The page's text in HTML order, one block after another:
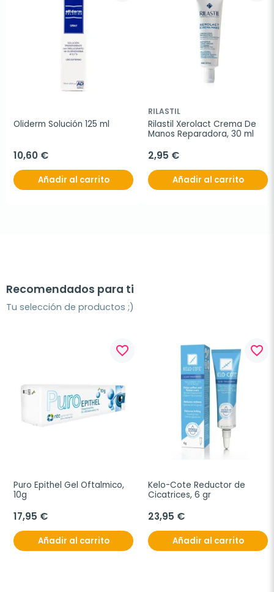
Oliderm Solución 125 ml
10,60 €
Añadir al carrito
RILASTIL
Rilastil Xerolact Crema De
Manos Reparadora, 30 ml
2,95 €
Añadir al carrito
Recomendados para ti
Tu selección de productos ;)
favorite_border
Puro Epithel Gel Oftalmico,
10g
17,95 €
Añadir al carrito
favorite_border
Kelo-Cote Reductor de
Cicatrices, 6 gr
23,95 €
Añadir al carrito